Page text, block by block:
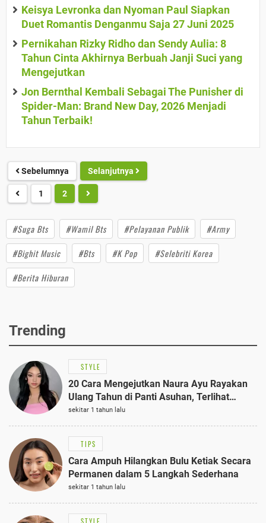
Keisya Levronka dan Nyoman Paul Siapkan
Duet Romantis Denganmu Saja 27 Juni 2025
Pernikahan Rizky Ridho dan Sendy Aulia: 8
Tahun Cinta Akhirnya Berbuah Janji Suci yang
Mengejutkan
Jon Bernthal Kembali Sebagai The Punisher di
Spider-Man: Brand New Day, 2026 Menjadi
Tahun Terbaik!
Sebelumnya Selanjutnya
1 2
#Suga Bts #Wamil Bts #Pelayanan Publik
#Army
#Bighit Music
#Bts #K Pop
#Selebriti Korea
#Berita Hiburan
Trending
STYLE
20 Cara Mengejutkan Naura Ayu Rayakan
Ulang Tahun di Panti Asuhan, Terlihat
Anggun dengan Kaftan Cokelat
sekitar 1 tahun lalu
TIPS
Cara Ampuh Hilangkan Bulu Ketiak Secara
Permanen dalam 5 Langkah Sederhana
sekitar 1 tahun lalu